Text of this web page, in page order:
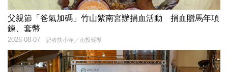
父親節「爸氣加碼」竹山紫南宮辦捐血活動 捐血贈馬年項
鍊、套幣
記者扶小萍／南投報導
2026-08-07